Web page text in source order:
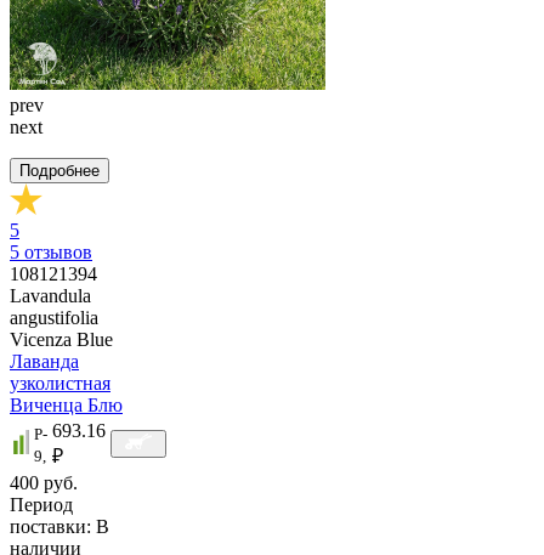
prev
next
Подробнее
5
5 отзывов
108121394
Lavandula
angustifolia
Vicenza Blue
Лаванда
узколистная
Виченца Блю
P-
9,
693.16
₽
400 руб.
Период
поставки: В
наличии